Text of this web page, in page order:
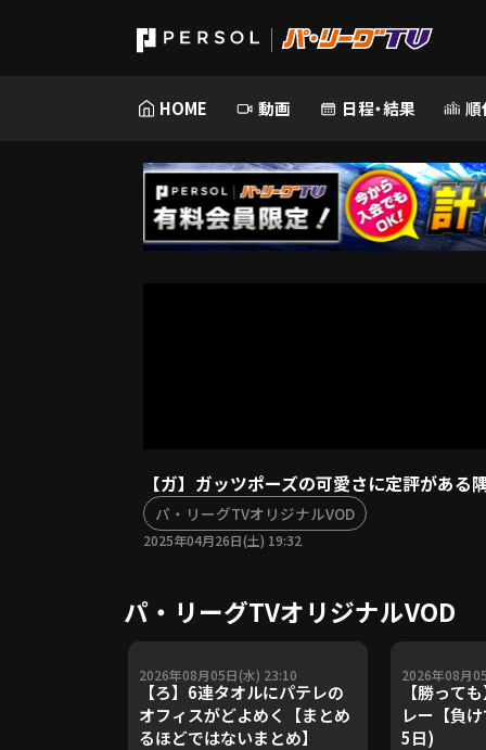
HOME 動画 日程・結果 順
【ガ】ガッツポーズの可愛さに定評があ
パ・リーグTVオリジナルVOD
2025年04月26日(土) 19:32
パ・リーグTVオリジナルVOD
2026年08月05日(水) 23:10
【ろ】6連タオルにパテレの
オフィスがどよめく【まとめ
るほどではないまとめ】
2026年08月
【勝って
レー【負
5日)